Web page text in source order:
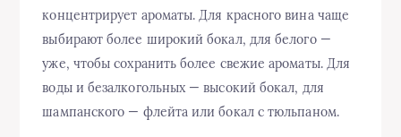
концентрирует ароматы. Для красного вина чаще
выбирают более широкий бокал, для белого —
уже, чтобы сохранить более свежие ароматы. Для
воды и безалкогольных — высокий бокал, для
шампанского — флейта или бокал с тюльпаном.